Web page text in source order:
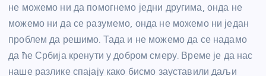
не можемо ни да помогнемо једни другима, онда не
можемо ни да се разумемо, онда не можемо ни један
проблем да решимо. Тада и не можемо да се надамо
да ће Србија кренути у добром смеру. Време је да нас
наше разлике спајају како бисмо зауставили даљи